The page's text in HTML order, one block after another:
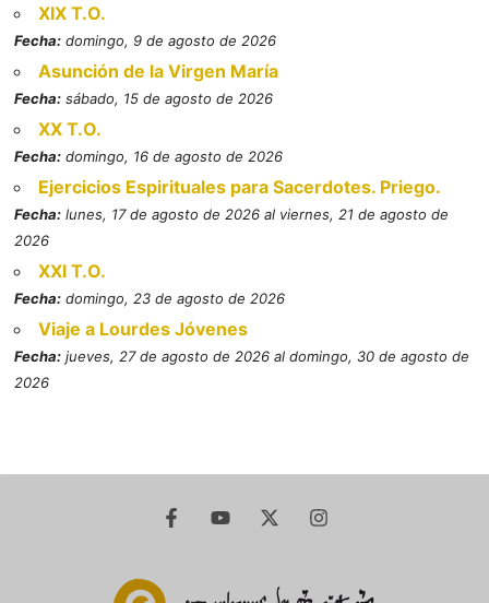
XIX T.O.
Fecha: domingo, 9 de agosto de 2026
Asunción de la Virgen María
Fecha: sábado, 15 de agosto de 2026
XX T.O.
Fecha: domingo, 16 de agosto de 2026
Ejercicios Espirituales para Sacerdotes. Priego.
Fecha: lunes, 17 de agosto de 2026 al viernes, 21 de agosto de
2026
XXI T.O.
Fecha: domingo, 23 de agosto de 2026
Viaje a Lourdes Jóvenes
Fecha: jueves, 27 de agosto de 2026 al domingo, 30 de agosto de
2026